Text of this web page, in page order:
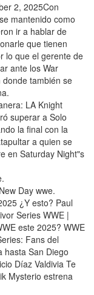
2, 2025Con
mantenido como
ir a hablar de
que tienen
lo que el gerente de
ante los War
también se
LA Knight
superar a Solo
la final con la
a quien se
en Saturday Night"s
Day wwe.
¿Y esto? Paul
Series WWE |
este 2025? WWE
Fans del
hasta San Diego
Díaz Valdivia Te
Mysterio estrena